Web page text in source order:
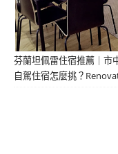
芬蘭坦佩雷住宿推薦｜市
自駕住宿怎麼挑？